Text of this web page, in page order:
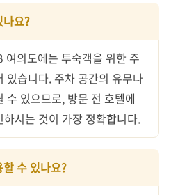
나요?
여의도에는 투숙객을 위한 주
있습니다. 주차 공간의 유무나
수 있으므로, 방문 전 호텔에
시는 것이 가장 정확합니다.
수 있나요?